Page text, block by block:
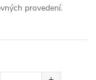
provedení.